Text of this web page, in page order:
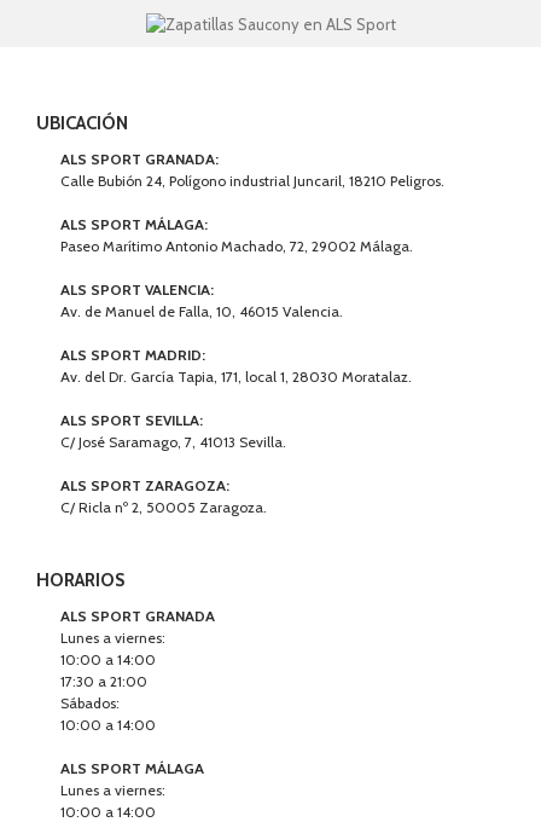
UBICACIÓN
ALS SPORT GRANADA:
Calle Bubión 24, Polígono industrial Juncaril, 18210 Peligros.
ALS SPORT MÁLAGA:
Paseo Marítimo Antonio Machado, 72, 29002 Málaga.
ALS SPORT VALENCIA:
Av. de Manuel de Falla, 10, 46015 Valencia.
ALS SPORT MADRID:
Av. del Dr. García Tapia, 171, local 1, 28030 Moratalaz.
ALS SPORT SEVILLA:
C/ José Saramago, 7, 41013 Sevilla.
ALS SPORT ZARAGOZA:
C/ Ricla nº 2, 50005 Zaragoza.
HORARIOS
ALS SPORT GRANADA
Lunes a viernes:
10:00 a 14:00
17:30 a 21:00
Sábados:
10:00 a 14:00
ALS SPORT MÁLAGA
Lunes a viernes:
10:00 a 14:00